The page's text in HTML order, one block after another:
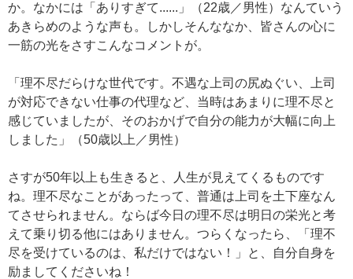
か。なかには「ありすぎて......」（22歳／男性）なんていう
あきらめのような声も。しかしそんななか、皆さんの心に
一筋の光をさすこんなコメントが。
「理不尽だらけな世代です。不遇な上司の尻ぬぐい、上司
が対応できない仕事の代理など、当時はあまりに理不尽と
感じていましたが、そのおかげで自分の能力が大幅に向上
しました」（50歳以上／男性）
さすが50年以上も生きると、人生が見えてくるものです
ね。理不尽なことがあったって、普通は上司を土下座なん
てさせられません。ならば今日の理不尽は明日の栄光と考
えて乗り切る他にはありません。つらくなったら、「理不
尽を受けているのは、私だけではない！」と、自分自身を
励ましてくださいね！